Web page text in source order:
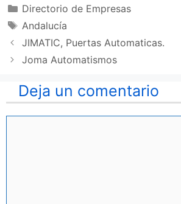
Categorías
Directorio de Empresas
Etiquetas
Andalucía
JIMATIC, Puertas Automaticas.
Joma Automatismos
Deja un comentario